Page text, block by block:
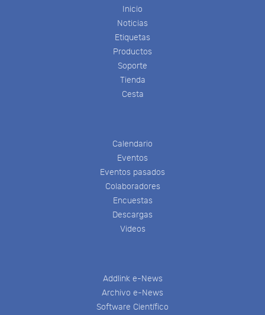
Inicio
Noticias
Etiquetas
Productos
Soporte
Tienda
Cesta
Calendario
Eventos
Eventos pasados
Colaboradores
Encuestas
Descargas
Videos
Addlink e-News
Archivo e-News
Software Científico